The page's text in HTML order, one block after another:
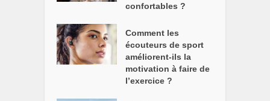
confortables ?
Comment les
écouteurs de sport
améliorent-ils la
motivation à faire de
l’exercice ?